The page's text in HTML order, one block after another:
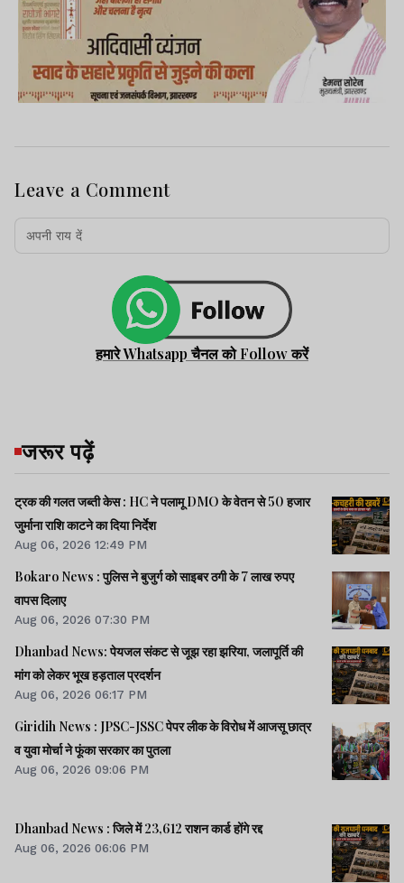
समारोह में संगीत-मनोरंजन जगत की बड़ी हस्तियां
शामिल होंगी. समारोह का सबसे बड़ा आकर्षण शकीरा
ओशन, बेलिंडा, लिला डाउन्स, लॉस एंजिलिस
अजुलेस और माना फीफा विश्व कप 2026 के
आधिकारिक एल्बम के गानों को लाइव परफॉर्म करेंगे.
फीफा विश्व कप में कुल प्रदर्शन आधारित प्राइज
मनी 655 मिलियन डॉलर रखी गयी है. विजेता को 50
मिलियन डालर, उपविजेता को 33 मिलियन डालर
मिलेंगे. तीसरे स्थान पर आने वाली टीम को 29
मिलियन, चौथा स्थान हासिल करने वाली टीम को
27 मिलियन डालर मिलेंगे.
इसके अलावा विश्व कप में हिस्सा लेने वाली हर टीम
को 10 मिलियन डॉलर क्वालिफिकेशन राशि प्रदान
की जायेगी. साथ ही 2.5 मिलियन डॉलर तैयारी
सहायता मिलेगी. अंतिम स्थान पर रहने वाली टीम को
करोड़ रुपये मिलेंगे.
Leave a Comment
हमारे Whatsapp चैनल को Follow करें
जरूर पढ़ें
ट्रक की गलत जब्ती केस : HC ने पलामू DMO के वेतन से 50 हजार
जुर्माना राशि काटने का दिया निर्देश
Aug 06, 2026 12:49 PM
Bokaro News : पुलिस ने बुजुर्ग को साइबर ठगी के 7 लाख रुपए
वापस दिलाए
Aug 06, 2026 07:30 PM
Dhanbad News: पेयजल संकट से जूझ रहा झरिया, जलापूर्ति की
मांग को लेकर भूख हड़ताल प्रदर्शन
Aug 06, 2026 06:17 PM
Giridih News : JPSC-JSSC पेपर लीक के विरोध में आजसू छात्र
व युवा मोर्चा ने फूंका सरकार का पुतला
Aug 06, 2026 09:06 PM
Dhanbad News : जिले में 23,612 राशन कार्ड होंगे रद्द
Aug 06, 2026 06:06 PM